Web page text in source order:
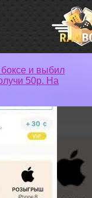
и выбил
50р. На